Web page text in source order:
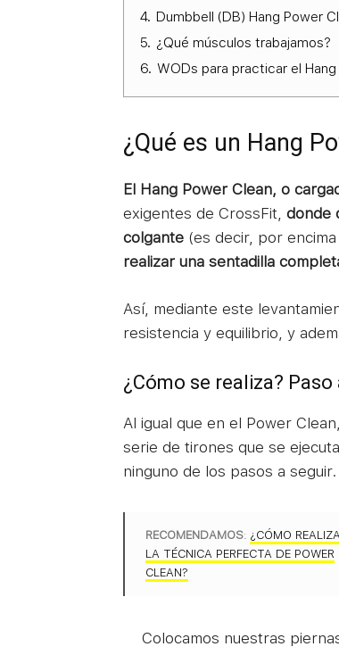
4. Dumbbell (DB) Hang Power
5. ¿Qué músculos trabajamos?
6. WODs para practicar el
¿Qué es un Hang
El Hang Power Clean, o
exigentes de CrossFit, donde
colgante (es decir, por
realizar una sentadilla
Así, mediante este
resistencia y equilibrio, y
¿Cómo se realiza? Paso
Al igual que en el Power
serie de tirones que se
ninguno de los pasos a seguir.
RECOMENDAMOS: ¿CÓMO
LA TÉCNICA PERFECTA DE POWER
CLEAN?
Colocamos nuestras